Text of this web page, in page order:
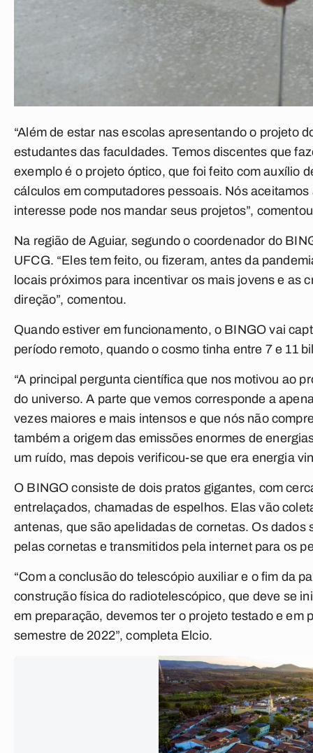
“Além de estar nas escolas apresentando o projeto
estudantes das faculdades. Temos discentes que
exemplo é o projeto óptico, que foi feito com auxílio
cálculos em computadores pessoais. Nós
interesse pode nos mandar seus projetos”,
Na região de Aguiar, segundo o coordenador do
UFCG. “Eles tem feito, ou fizeram, antes da
locais próximos para incentivar os mais jovens e as
direção”, comentou.
Quando estiver em funcionamento, o BINGO vai
período remoto, quando o cosmo tinha entre 7 e 11
“A principal pergunta científica que nos motivou ao
do universo. A parte que vemos corresponde a
vezes maiores e mais intensos e que nós não
também a origem das emissões enormes de
um ruído, mas depois verificou-se que era energia
O BINGO consiste de dois pratos gigantes, com
entrelaçados, chamadas de espelhos. Elas vão
antenas, que são apelidadas de cornetas. Os
pelas cornetas e transmitidos pela internet para os
“Com a conclusão do telescópio auxiliar e o fim da
construção física do radiotelescópico, que deve se
em preparação, devemos ter o projeto testado e
semestre de 2022”, completa Elcio.